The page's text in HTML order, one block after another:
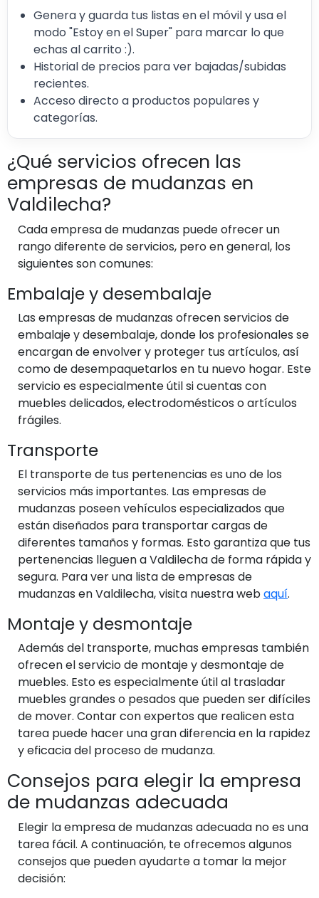
Genera y guarda tus listas en el móvil y usa el
modo "Estoy en el Super" para marcar lo que
echas al carrito :).
Historial de precios para ver bajadas/subidas
recientes.
Acceso directo a productos populares y
categorías.
¿Qué servicios ofrecen las
empresas de mudanzas en
Valdilecha?
Cada empresa de mudanzas puede ofrecer un
rango diferente de servicios, pero en general, los
siguientes son comunes:
Embalaje y desembalaje
Las empresas de mudanzas ofrecen servicios de
embalaje y desembalaje, donde los profesionales se
encargan de envolver y proteger tus artículos, así
como de desempaquetarlos en tu nuevo hogar. Este
servicio es especialmente útil si cuentas con
muebles delicados, electrodomésticos o artículos
frágiles.
Transporte
El transporte de tus pertenencias es uno de los
servicios más importantes. Las empresas de
mudanzas poseen vehículos especializados que
están diseñados para transportar cargas de
diferentes tamaños y formas. Esto garantiza que tus
pertenencias lleguen a Valdilecha de forma rápida y
segura. Para ver una lista de empresas de
mudanzas en Valdilecha, visita nuestra webaquí.
Montaje y desmontaje
Además del transporte, muchas empresas también
ofrecen el servicio de montaje y desmontaje de
muebles. Esto es especialmente útil al trasladar
muebles grandes o pesados que pueden ser difíciles
de mover. Contar con expertos que realicen esta
tarea puede hacer una gran diferencia en la rapidez
y eficacia del proceso de mudanza.
Consejos para elegir la empresa
de mudanzas adecuada
Elegir la empresa de mudanzas adecuada no es una
tarea fácil. A continuación, te ofrecemos algunos
consejos que pueden ayudarte a tomar la mejor
decisión: